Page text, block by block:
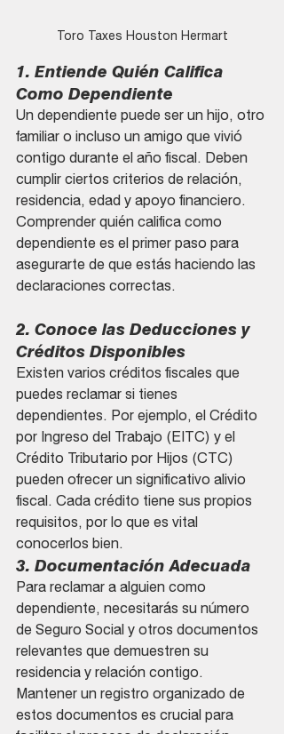
Toro Taxes Houston Hermart
1. Entiende Quién Califica
Como Dependiente
Un dependiente puede ser un hijo, otro
familiar o incluso un amigo que vivió
contigo durante el año fiscal. Deben
cumplir ciertos criterios de relación,
residencia, edad y apoyo financiero.
Comprender quién califica como
dependiente es el primer paso para
asegurarte de que estás haciendo las
declaraciones correctas.
2. Conoce las Deducciones y
Créditos Disponibles
Existen varios créditos fiscales que
puedes reclamar si tienes
dependientes. Por ejemplo, el Crédito
por Ingreso del Trabajo (EITC) y el
Crédito Tributario por Hijos (CTC)
pueden ofrecer un significativo alivio
fiscal. Cada crédito tiene sus propios
requisitos, por lo que es vital
conocerlos bien.
3. Documentación Adecuada
Para reclamar a alguien como
dependiente, necesitarás su número
de Seguro Social y otros documentos
relevantes que demuestren su
residencia y relación contigo.
Mantener un registro organizado de
estos documentos es crucial para